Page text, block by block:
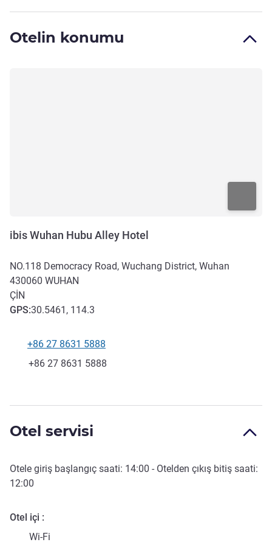
Otelin konumu
ibis Wuhan Hubu Alley Hotel
NO.118 Democracy Road, Wuchang District, Wuhan
430060 WUHAN
ÇIN
GPS:30.5461, 114.3
Telefon
+86 27 8631 5888
Faks
+86 27 8631 5888
Otel servisi
Otele giriş başlangıç saati: 14:00 - Otelden çıkış bitiş saati:
12:00
Otel içi
Wi-Fi